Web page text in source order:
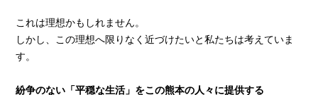
これは理想かもしれません。
しかし、この理想へ限りなく近づけたいと私たちは考えていま
す。
紛争のない「平穏な生活」をこの熊本の人々に提供する